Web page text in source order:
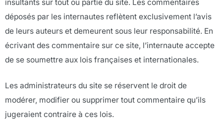
insultants sur tout ou partie du site. Les commentaires
déposés par les internautes reflètent exclusivement l’avis
de leurs auteurs et demeurent sous leur responsabilité. En
écrivant des commentaire sur ce site, l’internaute accepte
de se soumettre aux lois françaises et internationales.
Les administrateurs du site se réservent le droit de
modérer, modifier ou supprimer tout commentaire qu’ils
jugeraient contraire à ces lois.